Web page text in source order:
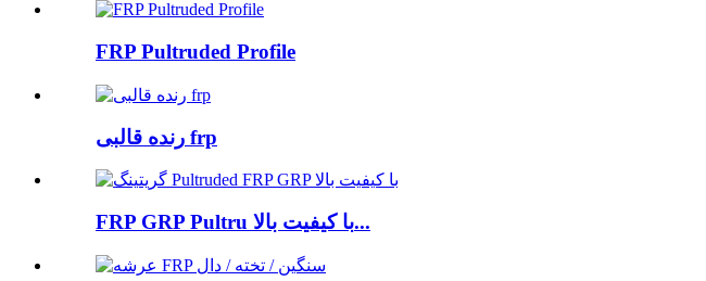
FRP Pultruded Profile
رنده قالبی frp
FRP GRP Pultru با کیفیت بالا...